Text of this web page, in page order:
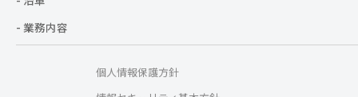
- 業務内容
個人情報保護方針